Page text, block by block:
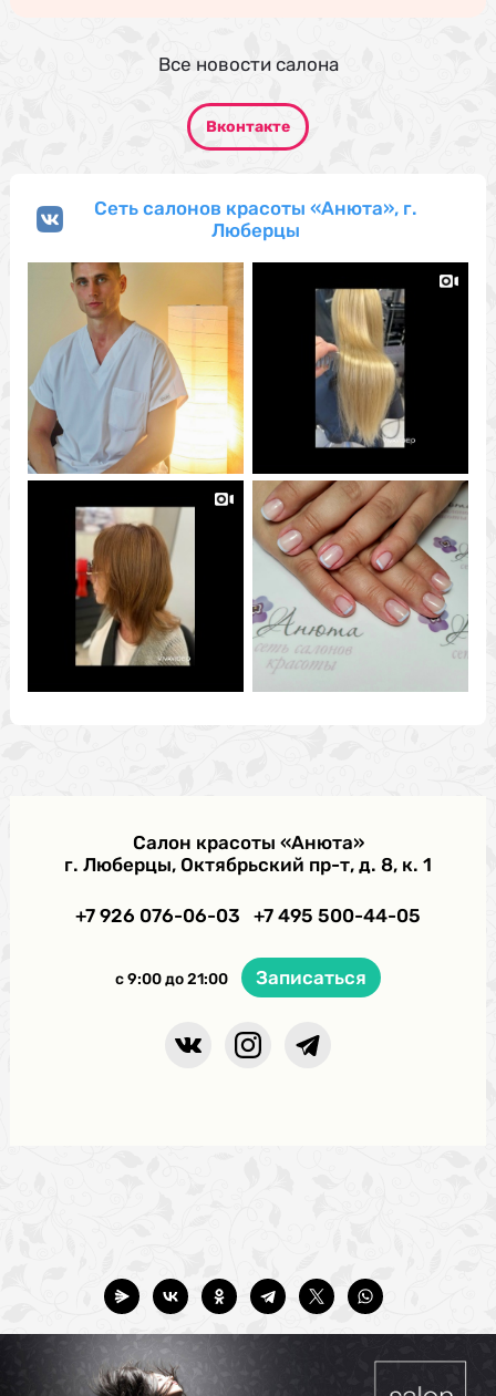
Все новости салона
Вконтакте
Сеть салонов красоты «Анюта», г.
Люберцы
Салон красоты «Анюта»
г. Люберцы, Октябрьский пр-т, д. 8, к. 1
+7 926 076-06-03 +7 495 500-44-05
с 9:00 до 21:00 Записаться